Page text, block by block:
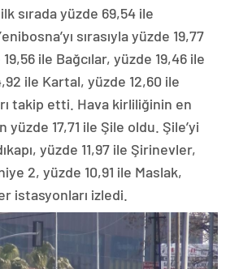
sırada yüzde 69,54 ile
sırasıyla yüzde 19,77
ile Bağcılar, yüzde 19,46 ile
ile Kartal, yüzde 12,60 ile
takip etti. Hava kirliliğinin en
yüzde 17,71 ile Şile oldu. Şile’yi
yüzde 11,97 ile Şirinevler,
2, yüzde 10,91 ile Maslak,
istasyonları izledi.